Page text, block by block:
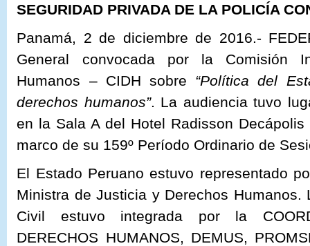
SEGURIDAD PRIVADA DE LA POLICÍA
Panamá, 2 de diciembre de 2016.-
General convocada por la Comisión
Humanos – CIDH sobre “Política del
derechos humanos”. La audiencia tuvo
en la Sala A del Hotel Radisson
marco de su 159º Período Ordinario de
El Estado Peruano estuvo representado
Ministra de Justicia y Derechos
Civil estuvo integrada por la
DERECHOS HUMANOS, DEMUS,